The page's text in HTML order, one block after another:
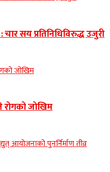
सय प्रतिनिधिविरुद्ध उजुरी
रोगको जोखिम